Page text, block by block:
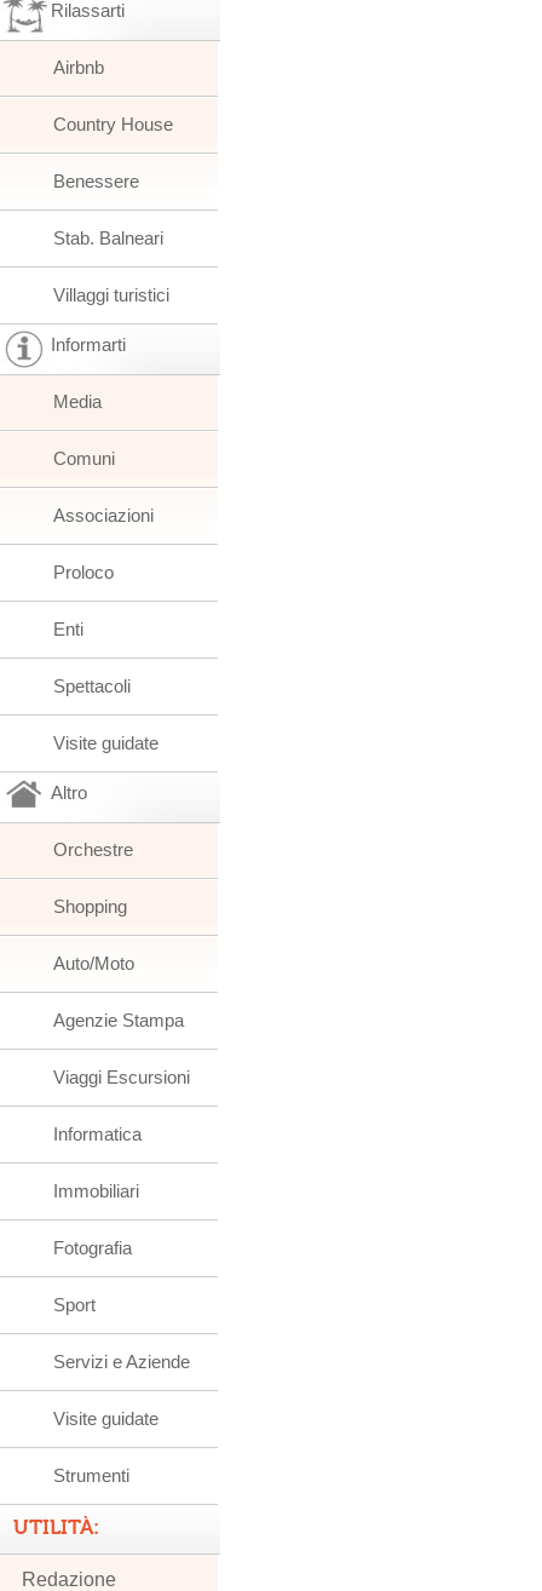
Rilassarti
Airbnb
Country House
Benessere
Stab. Balneari
Villaggi turistici
Informarti
Media
Comuni
Associazioni
Proloco
Enti
Spettacoli
Visite guidate
Altro
Orchestre
Shopping
Auto/Moto
Agenzie Stampa
Viaggi Escursioni
Informatica
Immobiliari
Fotografia
Sport
Servizi e Aziende
Visite guidate
Strumenti
UTILITÀ:
Redazione